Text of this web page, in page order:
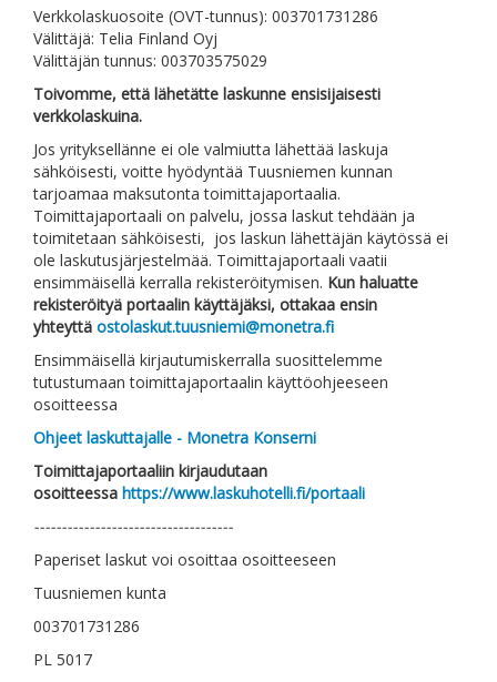
Verkkolaskuosoite (OVT-tunnus): 003701731286
Välittäjä: Telia Finland Oyj
Välittäjän tunnus: 003703575029
Toivomme, että lähetätte laskunne ensisijaisesti
verkkolaskuina.
Jos yrityksellänne ei ole valmiutta lähettää laskuja
sähköisesti, voitte hyödyntää Tuusniemen kunnan
tarjoamaa maksutonta toimittajaportaalia.
Toimittajaportaali on palvelu, jossa laskut tehdään ja
toimitetaan sähköisesti, jos laskun lähettäjän käytössä ei
ole laskutusjärjestelmää. Toimittajaportaali vaatii
ensimmäisellä kerralla rekisteröitymisen. Kun haluatte
rekisteröityä portaalin käyttäjäksi, ottakaa ensin
yhteyttä ostolaskut.tuusniemi@monetra.fi
Ensimmäisellä kirjautumiskerralla suosittelemme
tutustumaan toimittajaportaalin käyttöohjeeseen
osoitteessa
Ohjeet laskuttajalle - Monetra Konserni
Toimittajaportaaliin kirjaudutaan
osoitteessa https://www.laskuhotelli.fi/portaali
------------------------------------
Paperiset laskut voi osoittaa osoitteeseen
Tuusniemen kunta
003701731286
PL 5017